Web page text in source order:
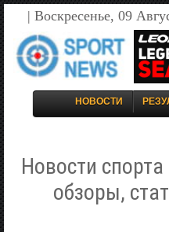
| Воскресенье, 09
НОВОСТИ
Новости
обзоры,